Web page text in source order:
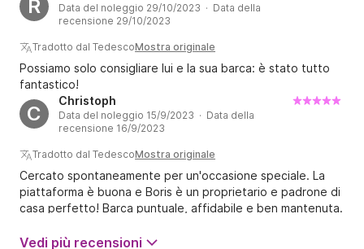
tutto il processo. Tuttavia, un problema è emerso. La barca
aveva una striscia di gomma mal fissata intorno,
Sfortunatamente, la qualità di questa striscia era piuttosto
bassa e sembrava che potesse staccarsi facilmente.
Durante l'attracco, metà di un pezzo sul retro si è
staccato. Ho deciso di rimuovere il pezzo da 40 cm per
evitare che si perdesse durante la navigazione. Quando ho
segnalato il problema al proprietario alla fine della giornata,
ha fatto un calcolo piuttosto sorprendente, addebitandomi
molto usurata che era stata probabilmente reincollata più
volte in precedenza. Tutto ciò mi ha fatto pensare che la
tariffa fosse irragionevole, soprattutto considerando le
R
Data del noleggio 29/10/2023 · Data della
recensione 29/10/2023
Tradotto dal TedescoMostra originale
Possiamo solo consigliare lui e la sua barca: è stato tutto
fantastico!
C
Christoph
Data del noleggio 15/9/2023 · Data della
recensione 16/9/2023
Tradotto dal TedescoMostra originale
Cercato spontaneamente per un'occasione speciale. La
piattaforma è buona e Boris è un proprietario e padrone di
casa perfetto! Barca puntuale, affidabile e ben mantenuta.
allo scopo. Ecco come intendo la condotta aziendale.
Vedi più recensioni